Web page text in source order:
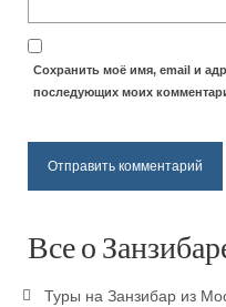
Пляж Матемве
Пляж Джамбиани
Сохранить моё имя, email и
последующих моих
Все о
Туры на Занзибар из